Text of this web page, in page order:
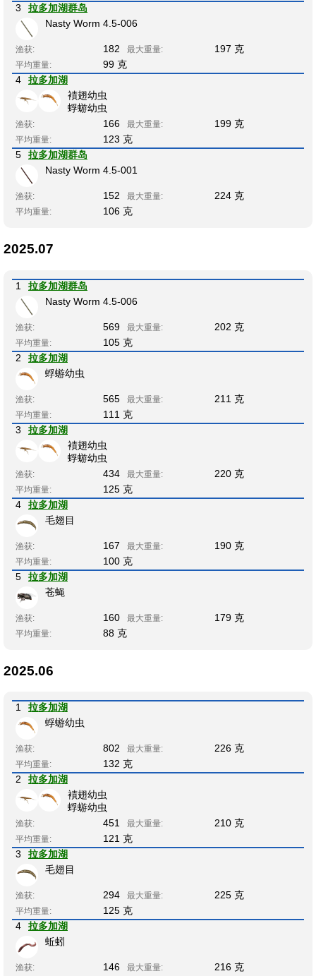
3
拉多加湖群岛
Nasty Worm 4.5-006
渔获: 182 最大重量: 197 克
平均重量:
99 克
4
拉多加湖
襀翅幼虫
蜉蝣幼虫
渔获: 166 最大重量: 199 克
平均重量:
123 克
5
拉多加湖群岛
Nasty Worm 4.5-001
渔获: 152 最大重量: 224 克
平均重量: 106 克
2025.07
1
拉多加湖群岛
Nasty Worm 4.5-006
渔获: 569 最大重量: 202 克
平均重量:
105 克
2
拉多加湖
蜉蝣幼虫
渔获: 565 最大重量: 211 克
平均重量:
111 克
3
拉多加湖
襀翅幼虫
蜉蝣幼虫
渔获: 434 最大重量: 220 克
平均重量:
125 克
4
拉多加湖
毛翅目
渔获: 167 最大重量: 190 克
平均重量:
100 克
5
拉多加湖
苍蝇
渔获: 160 最大重量: 179 克
平均重量: 88 克
2025.06
1
拉多加湖
蜉蝣幼虫
渔获: 802 最大重量: 226 克
平均重量:
132 克
2
拉多加湖
襀翅幼虫
蜉蝣幼虫
渔获: 451 最大重量: 210 克
平均重量:
121 克
3
拉多加湖
毛翅目
渔获: 294 最大重量: 225 克
平均重量:
125 克
4
拉多加湖
蚯蚓
渔获: 146 最大重量: 216 克